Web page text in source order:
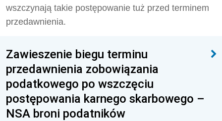
wszczynają takie postępowanie tuż przed terminem
przedawnienia.
Zawieszenie biegu terminu
przedawnienia zobowiązania
podatkowego po wszczęciu
postępowania karnego skarbowego –
NSA broni podatników